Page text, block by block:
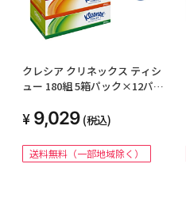
クレシア クリネックス ティシ
ュー 180組 5箱パック×12パッ
9,029 (税込)
送料無料（一部地域除く）